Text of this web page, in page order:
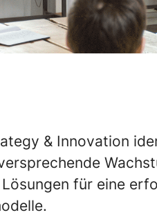
& Innovation
für eine